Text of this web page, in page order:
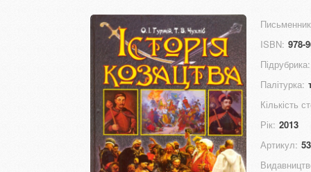
ISBN: 978-
Підрубрика:
Палітурка:
Кількість
Рік: 2013
Артикул: